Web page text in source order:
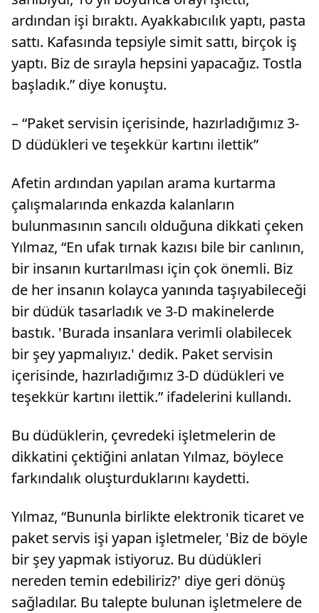
ardından işi bıraktı. Ayakkabıcılık yaptı, pasta
sattı. Kafasında tepsiyle simit sattı, birçok iş
yaptı. Biz de sırayla hepsini yapacağız. Tostla
başladık.” diye konuştu.
– “Paket servisin içerisinde, hazırladığımız 3-
D düdükleri ve teşekkür kartını ilettik”
Afetin ardından yapılan arama kurtarma
çalışmalarında enkazda kalanların
bulunmasının sancılı olduğuna dikkati çeken
Yılmaz, “En ufak tırnak kazısı bile bir canlının,
bir insanın kurtarılması için çok önemli. Biz
de her insanın kolayca yanında taşıyabileceği
bir düdük tasarladık ve 3-D makinelerde
bastık. 'Burada insanlara verimli olabilecek
bir şey yapmalıyız.' dedik. Paket servisin
içerisinde, hazırladığımız 3-D düdükleri ve
teşekkür kartını ilettik.” ifadelerini kullandı.
Bu düdüklerin, çevredeki işletmelerin de
dikkatini çektiğini anlatan Yılmaz, böylece
farkındalık oluşturduklarını kaydetti.
Yılmaz, “Bununla birlikte elektronik ticaret ve
paket servis işi yapan işletmeler, 'Biz de böyle
bir şey yapmak istiyoruz. Bu düdükleri
nereden temin edebiliriz?' diye geri dönüş
sağladılar. Bu talepte bulunan işletmelere de